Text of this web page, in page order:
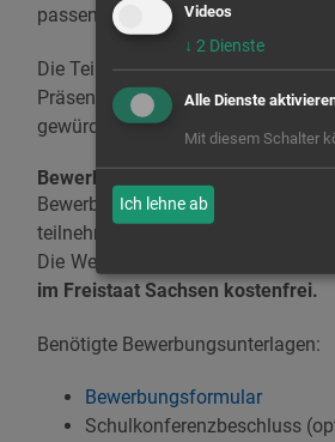
passende Bildungsangebote
Die Teilnahme am Projekt wird
Präsentation der Schulen
gewürdigt.
Bewerbungsfrist ab sofort offen
Bewerben können sich alle
teilnehmenden Schulen
Die Weiterführung des Projekts
im Freistaat Sachsen kostenfrei.
Benötigte Bewerbungsunterlagen:
Bewerbungsformular
Schulkonferenzbeschluss
Videos
↓ 2 Dienste
Alle Dienste
Mit diesem Schalter
Ich lehne ab